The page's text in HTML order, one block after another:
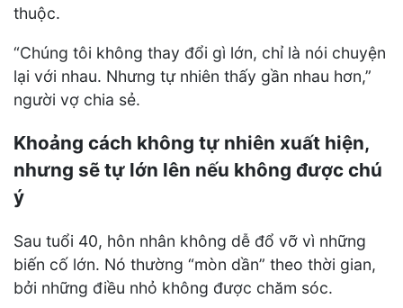
thuộc.
“Chúng tôi không thay đổi gì lớn, chỉ là nói chuyện
lại với nhau. Nhưng tự nhiên thấy gần nhau hơn,”
người vợ chia sẻ.
Khoảng cách không tự nhiên xuất hiện,
nhưng sẽ tự lớn lên nếu không được chú
ý
Sau tuổi 40, hôn nhân không dễ đổ vỡ vì những
biến cố lớn. Nó thường “mòn dần” theo thời gian,
bởi những điều nhỏ không được chăm sóc.